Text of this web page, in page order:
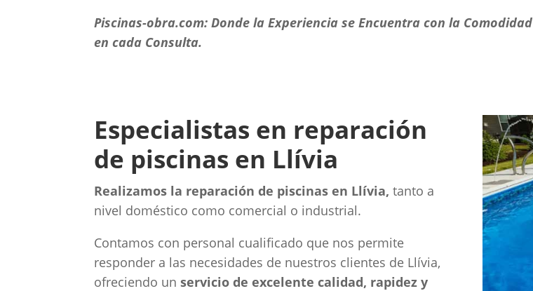
Piscinas-obra.com: Donde la Experiencia se Encuentra con la Comodidad
en cada Consulta.
Especialistas en reparación
de piscinas en Llívia
Realizamos la reparación de piscinas en Llívia, tanto a
nivel doméstico como comercial o industrial.
Contamos con personal cualificado que nos permite
responder a las necesidades de nuestros clientes de Llívia,
ofreciendo unservicio de excelente calidad, rapidez y